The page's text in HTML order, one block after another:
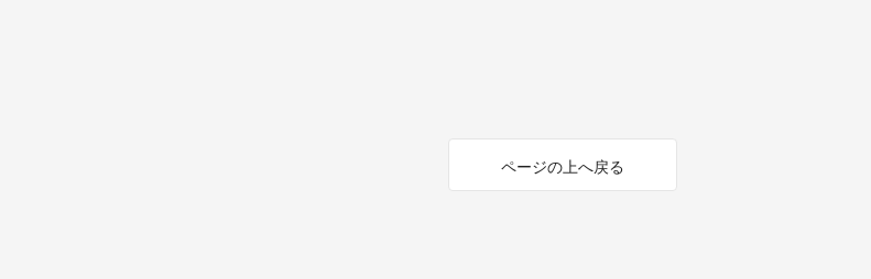
ページの上へ戻る